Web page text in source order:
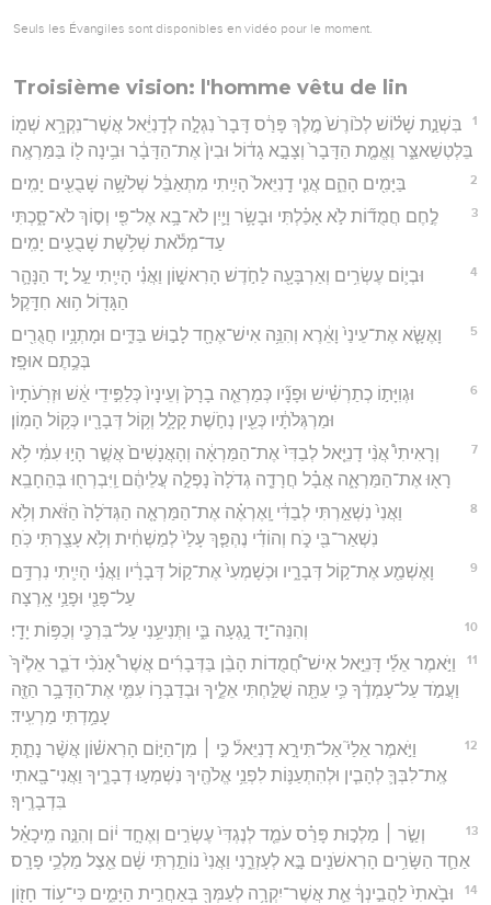
Seuls les Évangiles sont disponibles en vidéo pour le moment.
Troisième vision: l'homme vêtu de lin
1
בִּשְׁנַ֣ת שָׁל֗וֹשׁ לְכ֙וֹרֶשׁ֙ מֶ֣לֶךְ פָּרַ֔ס דָּבָר֙ נִגְלָ֣ה לְדָֽנִיֵּ֔אל אֲשֶׁר־נִקְרָ֥א שְׁמ֖וֹ
בֵּלְטְשַׁאצַּ֑ר וֶאֱמֶ֤ת הַדָּבָר֙ וְצָבָ֣א גָד֔וֹל וּבִין֙ אֶת־הַדָּבָ֔ר וּבִ֥ינָה ל֖וֹ בַּמַּרְאֶֽה׃
2 בַּיָּמִ֖ים הָהֵ֑ם אֲנִ֤י דָֽנִיֵּאל֙ הָיִ֣יתִי מִתְאַבֵּ֔ל שְׁלֹשָׁ֥ה שָׁבֻעִ֖ים יָמִֽים׃
3
לֶ֣חֶם חֲמֻד֞וֹת לֹ֣א אָכַ֗לְתִּי וּבָשָׂ֥ר וָיַ֛יִן לֹא־בָ֥א אֶל־פִּ֖י וְס֣וֹךְ לֹא־סָ֑כְתִּי
עַד־מְלֹ֕את שְׁלֹ֥שֶׁת שָׁבֻעִ֖ים יָמִֽים׃
4
וּבְי֛וֹם עֶשְׂרִ֥ים וְאַרְבָּעָ֖ה לַחֹ֣דֶשׁ הָרִאשׁ֑וֹן וַאֲנִ֗י הָיִ֛יתִי עַ֣ל יַ֧ד הַנָּהָ֛ר
הַגָּד֖וֹל ה֥וּא חִדָּֽקֶל׃
5
וָאֶשָּׂ֤א אֶת־עֵינַי֙ וָאֵ֔רֶא וְהִנֵּ֥ה אִישׁ־אֶחָ֖ד לָב֣וּשׁ בַּדִּ֑ים וּמָתְנָ֥יו חֲגֻרִ֖ים
בְּכֶ֥תֶם אוּפָֽז׃
6
וּגְוִיָּת֣וֹ כְתַרְשִׁ֗ישׁ וּפָנָ֞יו כְּמַרְאֵ֤ה בָרָק֙ וְעֵינָיו֙ כְּלַפִּ֣ידֵי אֵ֔שׁ וּזְרֹֽעֹתָיו֙
וּמַרְגְּלֹתָ֔יו כְּעֵ֖ין נְחֹ֣שֶׁת קָלָ֑ל וְק֥וֹל דְּבָרָ֖יו כְּק֥וֹל הָמֽוֹן׃
7
וְרָאִיתִי֩ אֲנִ֨י דָנִיֵּ֤אל לְבַדִּי֙ אֶת־הַמַּרְאָ֔ה וְהָאֲנָשִׁים֙ אֲשֶׁ֣ר הָי֣וּ עִמִּ֔י לֹ֥א
רָא֖וּ אֶת־הַמַּרְאָ֑ה אֲבָ֗ל חֲרָדָ֤ה גְדֹלָה֙ נָפְלָ֣ה עֲלֵיהֶ֔ם וַֽיִּבְרְח֖וּ בְּהֵחָבֵֽא׃
8
וַאֲנִי֙ נִשְׁאַ֣רְתִּי לְבַדִּ֔י וָֽאֶרְאֶ֗ה אֶת־הַמַּרְאָ֤ה הַגְּדֹלָה֙ הַזֹּ֔את וְלֹ֥א
נִשְׁאַר־בִּ֖י כֹּ֑ח וְהוֹדִ֗י נֶהְפַּ֤ךְ עָלַי֙ לְמַשְׁחִ֔ית וְלֹ֥א עָצַ֖רְתִּי כֹּֽחַ׃
9
וָאֶשְׁמַ֖ע אֶת־ק֣וֹל דְּבָרָ֑יו וּכְשָׁמְעִי֙ אֶת־ק֣וֹל דְּבָרָ֔יו וַאֲנִ֗י הָיִ֛יתִי נִרְדָּ֥ם
עַל־פָּנַ֖י וּפָנַ֥י אָֽרְצָה׃
10 וְהִנֵּה־יָ֖ד נָ֣גְעָה בִּ֑י וַתְּנִיעֵ֥נִי עַל־בִּרְכַּ֖י וְכַפּ֥וֹת יָדָֽי׃
11
וַיֹּ֣אמֶר אֵלַ֡י דָּנִיֵּ֣אל אִישׁ־חֲ֠מֻדוֹת הָבֵ֨ן בַּדְּבָרִ֜ים אֲשֶׁר֩ אָנֹכִ֨י דֹבֵ֤ר אֵלֶ֙יךָ֙
וַעֲמֹ֣ד עַל־עָמְדֶ֔ךָ כִּ֥י עַתָּ֖ה שֻׁלַּ֣חְתִּי אֵלֶ֑יךָ וּבְדַבְּר֥וֹ עִמִּ֛י אֶת־הַדָּבָ֥ר הַזֶּ֖ה
עָמַ֥דְתִּי מַרְעִֽיד׃
12
וַיֹּ֣אמֶר אֵלַי֮ אַל־תִּירָ֣א דָנִיֵּאל֒ כִּ֣י ׀ מִן־הַיּ֣וֹם הָרִאשׁ֗וֹן אֲשֶׁ֨ר נָתַ֧תָּ
אֶֽת־לִבְּךָ֛ לְהָבִ֧ין וּלְהִתְעַנּ֛וֹת לִפְנֵ֥י אֱלֹהֶ֖יךָ נִשְׁמְע֣וּ דְבָרֶ֑יךָ וַאֲנִי־בָ֖אתִי
בִּדְבָרֶֽיךָ׃
13
וְשַׂ֣ר ׀ מַלְכ֣וּת פָּרַ֗ס עֹמֵ֤ד לְנֶגְדִּי֙ עֶשְׂרִ֣ים וְאֶחָ֣ד י֔וֹם וְהִנֵּ֣ה מִֽיכָאֵ֗ל
אַחַ֛ד הַשָּׂרִ֥ים הָרִאשֹׁנִ֖ים בָּ֣א לְעָזְרֵ֑נִי וַאֲנִי֙ נוֹתַ֣רְתִּי שָׁ֔ם אֵ֖צֶל מַלְכֵ֥י פָרָֽס׃
14
וּבָ֙אתִי֙ לַהֲבִ֣ינְךָ֔ אֵ֛ת אֲשֶׁר־יִקְרָ֥ה לְעַמְּךָ֖ בְּאַחֲרִ֣ית הַיָּמִ֑ים כִּי־ע֥וֹד חָז֖וֹן